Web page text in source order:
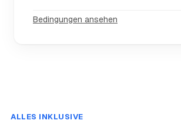
Bedingungen ansehen
ALLES INKLUSIVE